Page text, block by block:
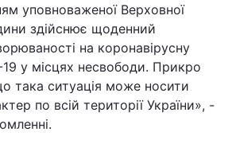
уповноваженої Верховної
здійснює щоденний
на коронавірусну
19 у місцях несвободи. Прикро
така ситуація може носити
по всій території України», -